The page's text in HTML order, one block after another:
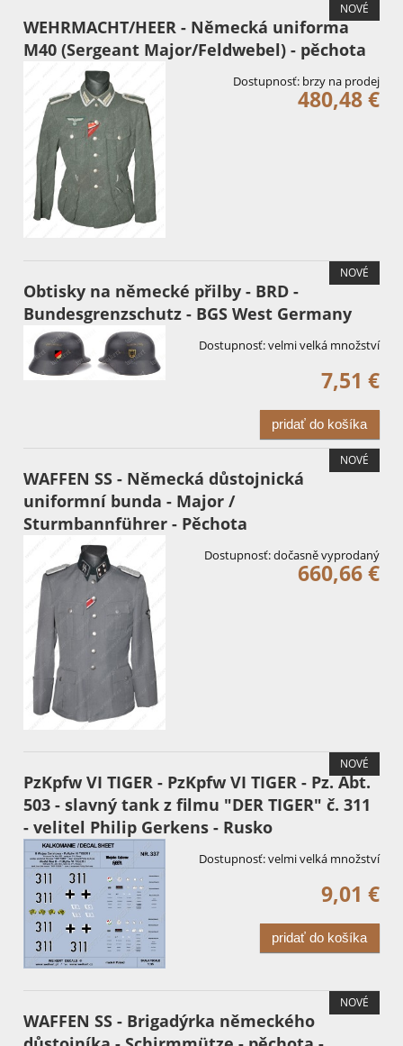
WEHRMACHT/HEER - Německá uniforma
M40 (Sergeant Major/Feldwebel) - pěchota
Dostupnosť: brzy na prodej
480,48 €
NOVÉ
Obtisky na německé přilby - BRD -
Bundesgrenzschutz - BGS West Germany
Dostupnosť:velmi velká množství
7,51 €
pridať do košíka
NOVÉ
WAFFEN SS - Německá důstojnická
uniformní bunda - Major /
Sturmbannführer - Pěchota
Dostupnosť:dočasně vyprodaný
660,66 €
NOVÉ
PzKpfw VI TIGER - PzKpfw VI TIGER - Pz. Abt.
503 - slavný tank z filmu "DER TIGER" č. 311
- velitel Philip Gerkens - Rusko
Dostupnosť:velmi velká množství
9,01 €
pridať do košíka
NOVÉ
WAFFEN SS - Brigadýrka německého
NOVÉ